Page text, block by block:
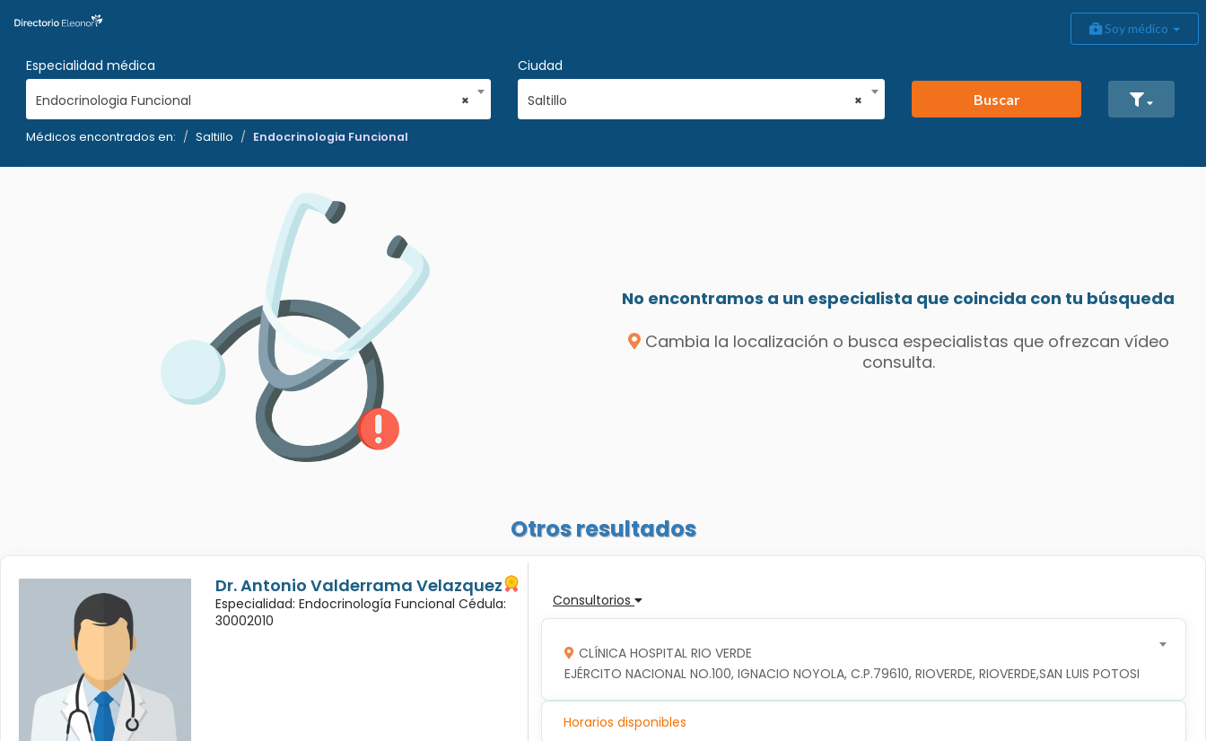
Soy médico
Especialidad médica
×
Endocrinologia Funcional
Ciudad
×
Saltillo Buscar
Médicos encontrados en: Saltillo Endocrinologia Funcional
No encontramos a un especialista que coincida con tu búsqueda
Cambia la localización o busca especialistas que ofrezcan vídeo
consulta.
Otros resultados
Dr. Antonio Valderrama Velazquez
Especialidad: Endocrinología Funcional Cédula:
30002010
Consultorios
CLÍNICA HOSPITAL RIO VERDE
EJÉRCITO NACIONAL NO.100, IGNACIO NOYOLA, C.P.79610, RIOVERDE, RIOVERDE,SAN LUIS POTOSI
Horarios disponibles